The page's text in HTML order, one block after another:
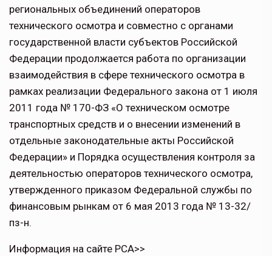
региональных объединений операторов
технического осмотра и совместно с органами
государственной власти субъектов Российской
Федерации продолжается работа по организации
взаимодействия в сфере технического осмотра в
рамках реализации Федерального закона от 1 июля
2011 года № 170-ФЗ «О техническом осмотре
транспортных средств и о внесении изменений в
отдельные законодательные акты Российской
Федерации» и Порядка осуществления контроля за
деятельностью операторов технического осмотра,
утвержденного приказом Федеральной службы по
финансовым рынкам от 6 мая 2013 года № 13-32/
пз-н.
Информация на сайте РСА>>